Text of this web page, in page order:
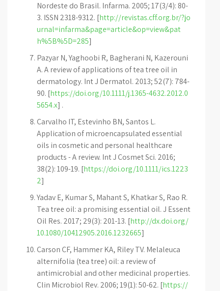
Nordeste do Brasil. Infarma. 2005; 17(3/4): 80-
3. ISSN 2318-9312. [http://revistas.cff.org.br/?jo
urnal=infarma&page=article&op=view&pat
h%5B%5D=285]
Pazyar N, Yaghoobi R, Bagherani N, Kazerouni
A. A review of applications of tea tree oil in
dermatology. Int J Dermatol. 2013; 52(7): 784-
90. [https://doi.org/10.1111/j.1365-4632.2012.0
5654.x] .
Carvalho IT, Estevinho BN, Santos L.
Application of microencapsulated essential
oils in cosmetic and personal healthcare
products - A review. Int J Cosmet Sci. 2016;
38(2): 109-19. [https://doi.org/10.1111/ics.1223
2]
Yadav E, Kumar S, Mahant S, Khatkar S, Rao R.
Tea tree oil: a promising essential oil. J Essent
Oil Res. 2017; 29(3): 201-13. [http://dx.doi.org/
10.1080/10412905.2016.1232665]
Carson CF, Hammer KA, Riley TV. Melaleuca
alternifolia (tea tree) oil: a review of
antimicrobial and other medicinal properties.
Clin Microbiol Rev. 2006; 19(1): 50-62. [https://